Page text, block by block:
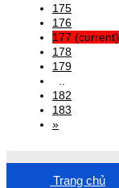
175
176
177 (current)
178
179
182
183
»
Trang chủ